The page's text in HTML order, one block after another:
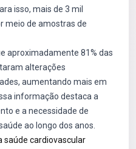
isso, mais de 3 mil
meio de amostras de
aproximadamente 81% das
alterações
aumentando mais em
informação destaca a
e a necessidade de
ao longo dos anos.
saúde cardiovascular